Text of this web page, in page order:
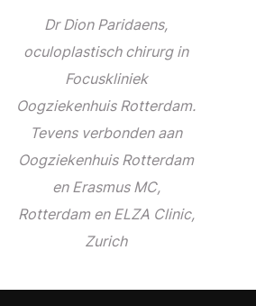
Dr Dion Paridaens,
oculoplastisch chirurg in
Focuskliniek
Oogziekenhuis Rotterdam.
Tevens verbonden aan
Oogziekenhuis Rotterdam
en Erasmus MC,
Rotterdam en ELZA Clinic,
Zurich